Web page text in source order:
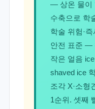
— 상온 물이
수축으로 학
학술 위험·
안전 표준 —
작은 얼음
shaved ice
조각 X·소형
1순위. 셋째